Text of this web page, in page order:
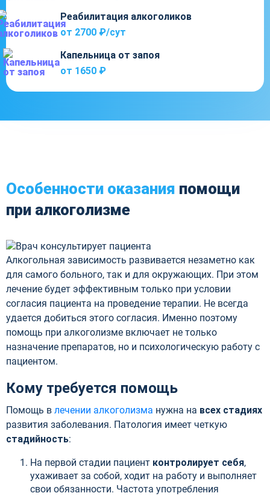
Реабилитация алкоголиков
от 2700 ₽/cут
Капельница от запоя
от 1650 ₽
Особенности оказания помощи
при алкоголизме
Алкогольная зависимость развивается незаметно как
для самого больного, так и для окружающих. При этом
лечение будет эффективным только при условии
согласия пациента на проведение терапии. Не всегда
удается добиться этого согласия. Именно поэтому
помощь при алкоголизме включает не только
назначение препаратов, но и психологическую работу с
пациентом.
Кому требуется помощь
Помощь в лечении алкоголизма нужна на всех стадиях
развития заболевания. Патология имеет четкую
стадийность:
На первой стадии пациент контролирует себя,
ухаживает за собой, ходит на работу и выполняет
свои обязанности. Частота употребления